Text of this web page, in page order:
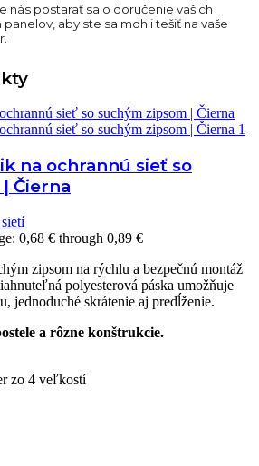
nás postarať sa o doručenie vašich
aby ste sa mohli tešiť na vaše
na ochrannú sieť so
Čierna
0,68 € through 0,89 €
zipsom na rýchlu a bezpečnú montáž
polyesterová páska umožňuje
jednoduché skrátenie aj predĺženie.
a rôzne konštrukcie.
zo 4 veľkostí